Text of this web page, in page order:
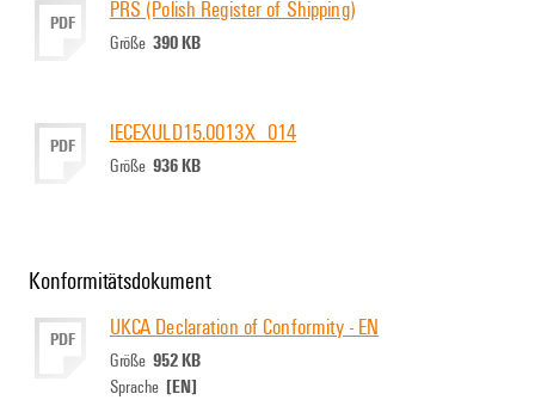
PDF PRS (Polish Register of Shipping)
Größe 390 KB
PDF IECEXULD15.0013X_014
Größe 936 KB
Konformitätsdokument
PDF UKCA Declaration of Conformity - EN
Größe 952 KB
Sprache [EN]